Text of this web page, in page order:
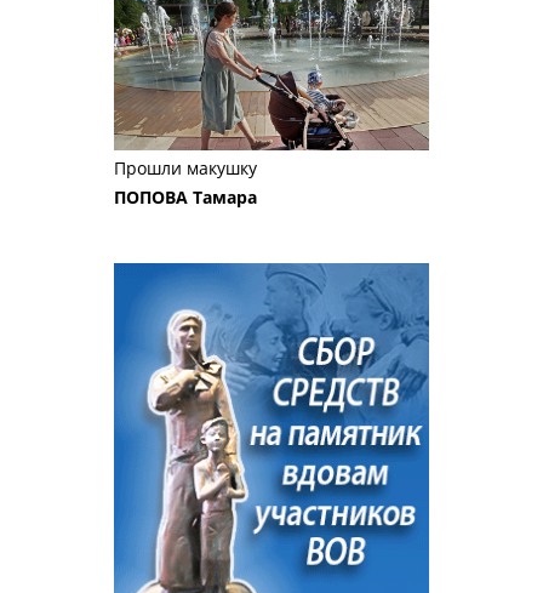
Прошли макушку
ПОПОВА Тамара